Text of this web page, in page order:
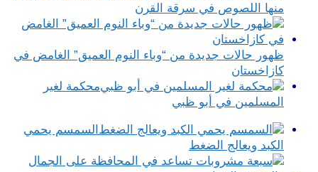
منها اللصوص في سرقة القرن
ظهور حالات جديدة من “وباء النوم العميق” الغامض في
كازاخستان
محكمة لغير
المسلمين في أبو ظبي
السمسم يحمي
الكبد ويعالج الضغط